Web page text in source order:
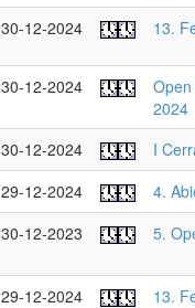
30-12-2024 13.
30-12-2024
2024
30-12-2024 I
29-12-2024 4.
30-12-2023 5.
29-12-2024 13.